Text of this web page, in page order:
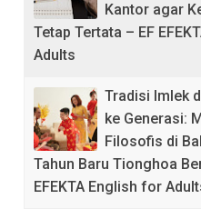
Kantor agar
Tetap Tertata – EF
Adults
Tradisi Imlek
ke Generasi:
Filosofis di
Tahun Baru Tionghoa
EFEKTA English for